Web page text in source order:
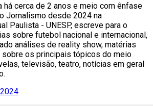
há cerca de 2 anos e meio com ênfase
Jornalismo desde 2024 na
Paulista - UNESP, escreve para o
sobre futebol nacional e internacional,
análises de reality show, matérias
sobre os principais tópicos do meio
televisão, teatro, notícias em geral